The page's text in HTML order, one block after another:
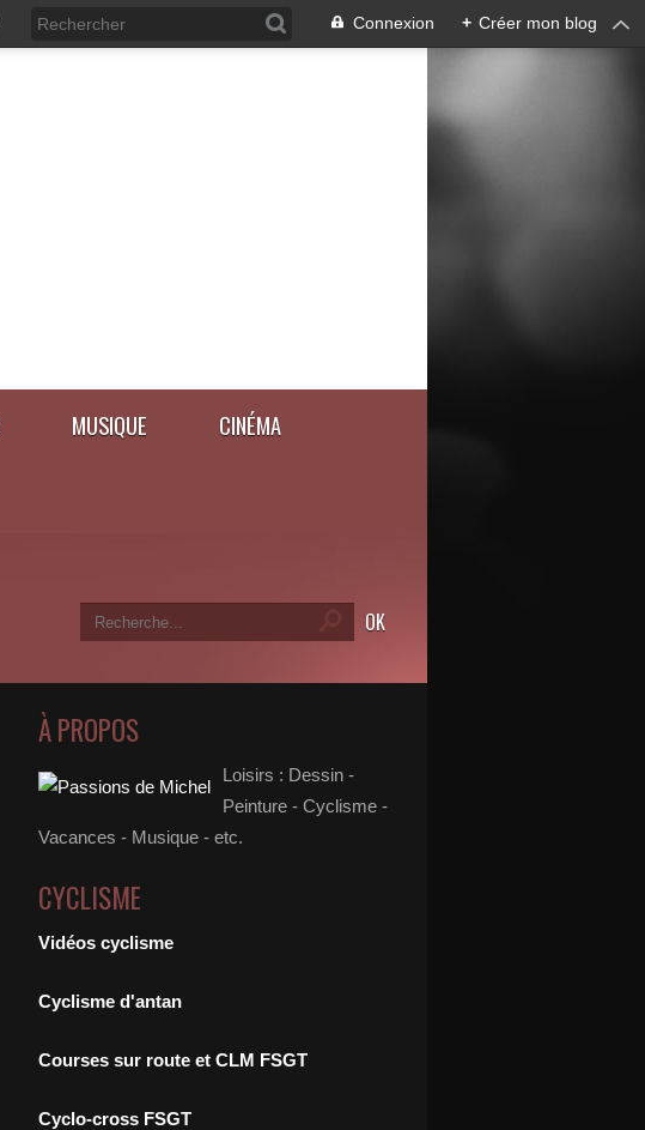
Connexion + Créer mon blog
MUSIQUE CINÉMA
À PROPOS
Loisirs : Dessin -
Peinture - Cyclisme -
Vacances - Musique - etc.
CYCLISME
Vidéos cyclisme
Cyclisme d'antan
Courses sur route et CLM FSGT
Cyclo-cross FSGT